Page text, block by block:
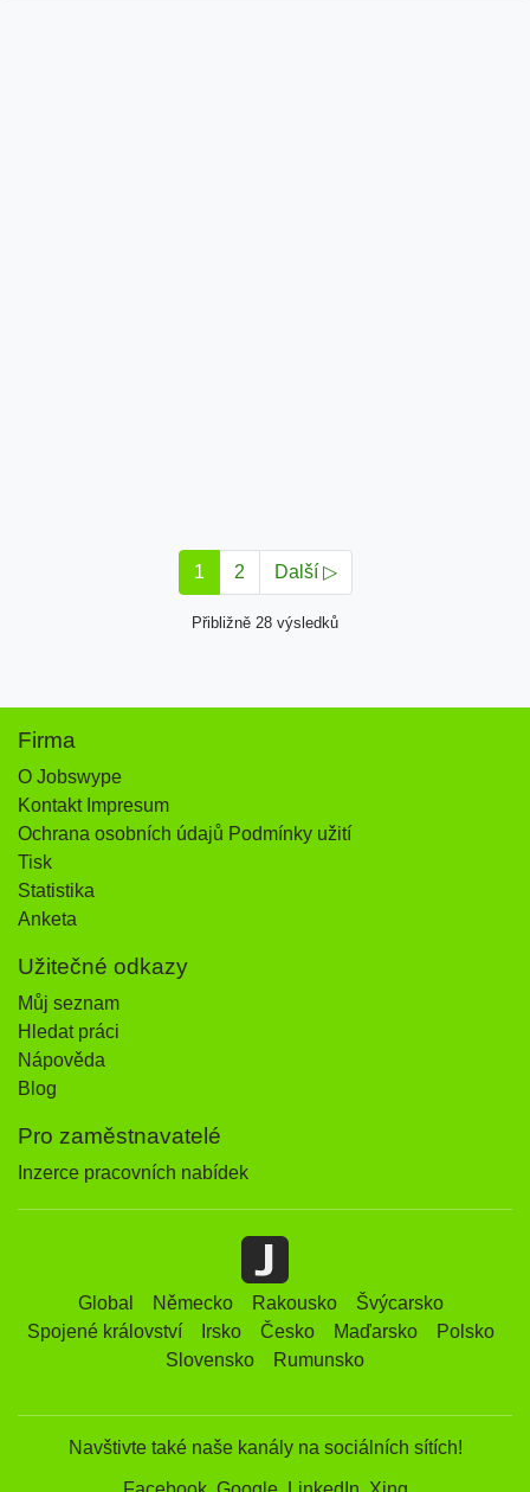
1 2 Další ▷
Přibližně 28 výsledků
Firma
O Jobswype
Kontakt Impresum
Ochrana osobních údajů Podmínky užití
Tisk
Statistika
Anketa
Užitečné odkazy
Můj seznam
Hledat práci
Nápověda
Blog
Pro zaměstnavatelé
Inzerce pracovních nabídek
Global Německo Rakousko
Švýcarsko
Spojené království
Irsko Česko Maďarsko
Polsko
Slovensko
Rumunsko
Navštivte také naše kanály na sociálních sítích!